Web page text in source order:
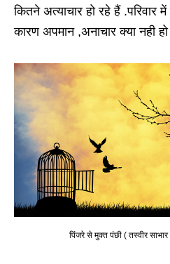
कितने अत्याचार हो रहे हैं .परिवार
कारण अपमान ,अनाचार क्या नही
पिंजरे से मुक्त पंछी ( तस्वीर